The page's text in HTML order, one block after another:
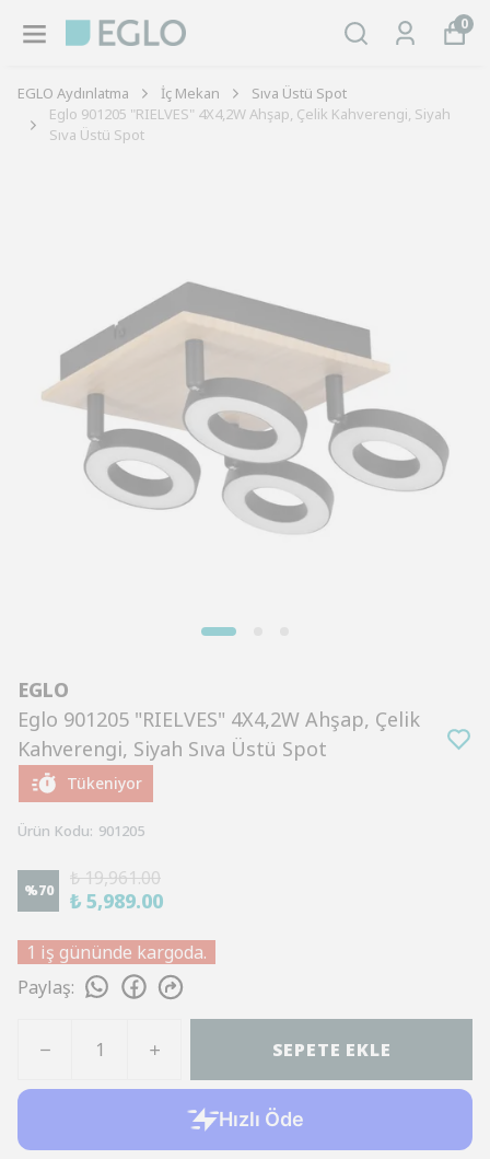
0
EGLO Aydınlatma İç Mekan
Sıva Üstü Spot
Eglo 901205 "RIELVES" 4X4,2W Ahşap, Çelik Kahverengi, Siyah
Sıva Üstü Spot
EGLO
Eglo 901205 "RIELVES" 4X4,2W Ahşap, Çelik
Kahverengi, Siyah Sıva Üstü Spot
Tükeniyor
Ürün Kodu: 901205
%70
₺ 19,961.00
₺ 5,989.00
1 iş gününde kargoda.
Paylaş:
SEPETE EKLE